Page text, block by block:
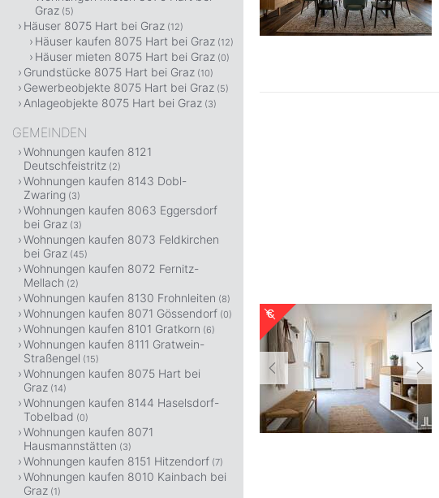
Graz (5)
Häuser 8075 Hart bei Graz (12)
Häuser kaufen 8075 Hart bei Graz (12)
Häuser mieten 8075 Hart bei Graz (0)
Grundstücke 8075 Hart bei Graz (10)
Gewerbeobjekte 8075 Hart bei Graz (5)
Anlageobjekte 8075 Hart bei Graz (3)
GEMEINDEN
Wohnungen kaufen 8121
Deutschfeistritz (2)
Wohnungen kaufen 8143 Dobl-
Zwaring (3)
Wohnungen kaufen 8063 Eggersdorf
bei Graz (3)
Wohnungen kaufen 8073 Feldkirchen
bei Graz (45)
Wohnungen kaufen 8072 Fernitz-
Mellach (2)
Wohnungen kaufen 8130 Frohnleiten (8)
Wohnungen kaufen 8071 Gössendorf (0)
Wohnungen kaufen 8101 Gratkorn (6)
Wohnungen kaufen 8111 Gratwein-
Straßengel (15)
Wohnungen kaufen 8075 Hart bei
Graz (14)
Wohnungen kaufen 8144 Haselsdorf-
Tobelbad (0)
Wohnungen kaufen 8071
Hausmannstätten (3)
Wohnungen kaufen 8151 Hitzendorf (7)
Wohnungen kaufen 8010 Kainbach bei
Graz (1)